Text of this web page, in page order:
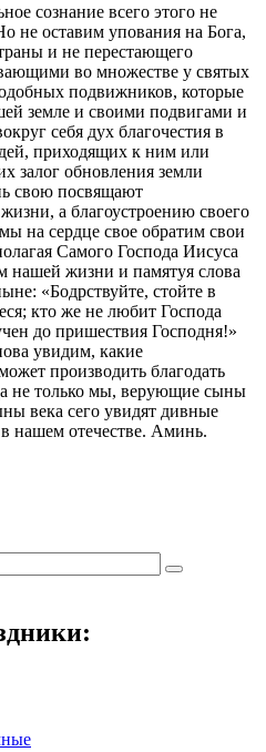
сознание всего этого не
не оставим упования на Бога,
и не перестающего
во множестве у святых
подвижников, которые
земле и своими подвигами и
себя дух благочестия в
приходящих к ним или
залог обновления земли
свою посвящают
а благоустроению своего
на сердце свое обратим свои
Самого Господа Иисуса
нашей жизни и памятуя слова
«Бодрствуйте, стойте в
кто же не любит Господа
до пришествия Господня!»
увидим, какие
производить благодать
не только мы, верующие сыны
века сего увидят дивные
нашем отечестве. Аминь.